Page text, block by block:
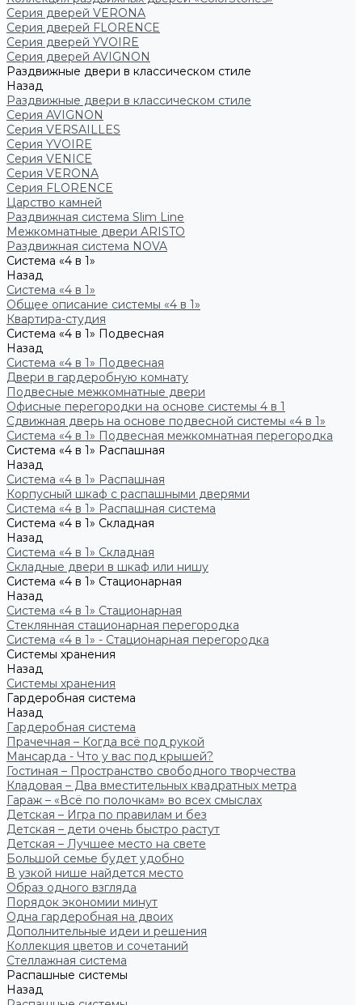
Серия дверей VERONA
Серия дверей FLORENCE
Серия дверей YVOIRE
Серия дверей AVIGNON
Раздвижные двери в классическом стиле
Назад
Раздвижные двери в классическом стиле
Серия AVIGNON
Серия VERSAILLES
Серия YVOIRE
Серия VENICE
Серия VERONA
Серия FLORENCE
Царство камней
Раздвижная система Slim Line
Межкомнатные двери ARISTO
Раздвижная система NOVA
Система «4 в 1»
Назад
Система «4 в 1»
Общее описание системы «4 в 1»
Квартира-студия
Система «4 в 1» Подвесная
Назад
Система «4 в 1» Подвесная
Двери в гардеробную комнату
Подвесные межкомнатные двери
Офисные перегородки на основе системы 4 в 1
Сдвижная дверь на основе подвесной системы «4 в 1»
Система «4 в 1» Подвесная межкомнатная перегородка
Система «4 в 1» Распашная
Назад
Система «4 в 1» Распашная
Корпусный шкаф с распашными дверями
Система «4 в 1» Распашная система
Система «4 в 1» Складная
Назад
Система «4 в 1» Складная
Складные двери в шкаф или нишу
Система «4 в 1» Стационарная
Назад
Система «4 в 1» Стационарная
Стеклянная стационарная перегородка
Система «4 в 1» - Стационарная перегородка
Системы хранения
Назад
Системы хранения
Гардеробная система
Назад
Гардеробная система
Прачечная – Когда всё под рукой
Мансарда - Что у вас под крышей?
Гостиная – Пространство свободного творчества
Кладовая – Два вместительных квадратных метра
Гараж – «Всё по полочкам» во всех смыслах
Детская – Игра по правилам и без
Детская – дети очень быстро растут
Детская – Лучшее место на свете
Большой семье будет удобно
В узкой нише найдется место
Образ одного взгляда
Порядок экономии минут
Одна гардеробная на двоих
Дополнительные идеи и решения
Коллекция цветов и сочетаний
Стеллажная система
Распашные системы
Назад